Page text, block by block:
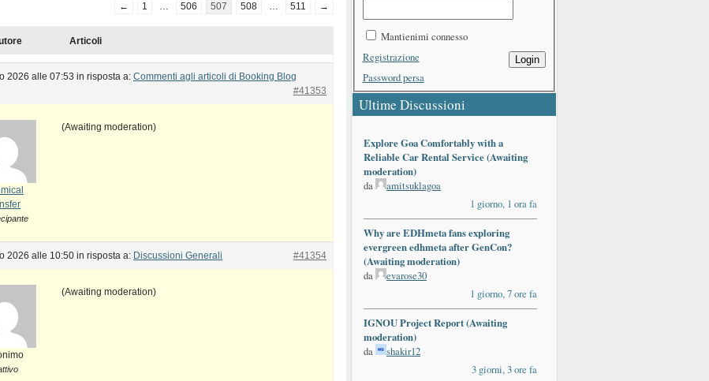
←
1 … 506 507 508 … 511 →
Articoli
2026 alle 07:53 in risposta a: Commenti agli articoli di Booking Blog
#41353
(Awaiting moderation)
2026 alle 10:50 in risposta a: Discussioni Generali #41354
(Awaiting moderation)
Mantienimi connesso
Login
Registrazione
Password persa
Ultime Discussioni
Explore Goa Comfortably with a
Reliable Car Rental Service (Awaiting
moderation)
da
amitsuklagoa
1 giorno, 1 ora fa
Why are EDHmeta fans exploring
evergreen edhmeta after GenCon?
(Awaiting moderation)
da
evarose30
1 giorno, 7 ore fa
IGNOU Project Report (Awaiting
moderation)
da
shakir12
3 giorni, 3 ore fa